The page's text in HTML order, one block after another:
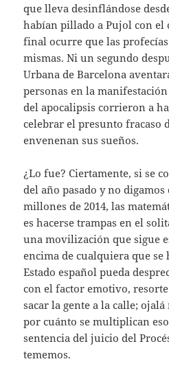
que lleva desinflándose
habían pillado a Pujol con el
final ocurre que las
mismas. Ni un segundo
Urbana de Barcelona
personas en la
del apocalipsis corrieron a
celebrar el presunto fracaso
envenenan sus sueños.
¿Lo fue? Ciertamente, si se
del año pasado y no digamos
millones de 2014, las
es hacerse trampas en el
una movilización que sigue
encima de cualquiera que se
Estado español pueda
con el factor emotivo,
sacar la gente a la calle;
por cuánto se multiplican
sentencia del juicio del
tememos.